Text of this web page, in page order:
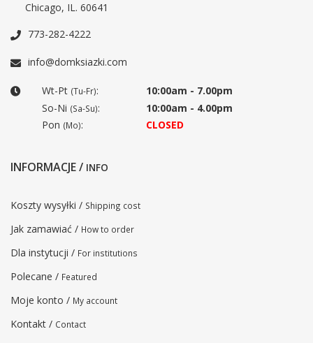
Chicago, IL. 60641
773-282-4222
info@domksiazki.com
Wt-Pt (Tu-Fr):
10:00am - 7.00pm
So-Ni (Sa-Su):
10:00am - 4.00pm
Pon (Mo): CLOSED
INFORMACJE / INFO
Koszty wysyłki / Shipping cost
Jak zamawiać / How to order
Dla instytucji / For institutions
Polecane / Featured
Moje konto / My account
Kontakt / Contact